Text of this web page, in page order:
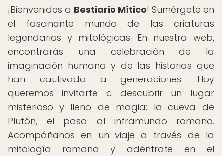
¡Bienvenidos a Bestiario Mítico! Sumérgete en
el fascinante mundo de las criaturas
legendarias y mitológicas. En nuestra web,
encontrarás una celebración de la
imaginación humana y de las historias que
han cautivado a generaciones. Hoy
queremos invitarte a descubrir un lugar
misterioso y lleno de magia: la cueva de
Plutón, el paso al inframundo romano.
Acompáñanos en un viaje a través de la
mitología romana y adéntrate en el